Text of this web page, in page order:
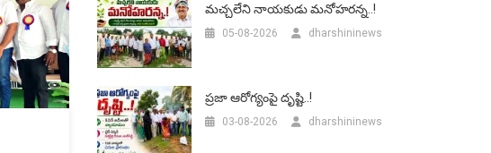
మచ్చలేని నాయకుడు మనోహరన్న..!
05-08-2026 dharshininews
ప్రజా ఆరోగ్యంపై దృష్టి..!
03-08-2026 dharshininews